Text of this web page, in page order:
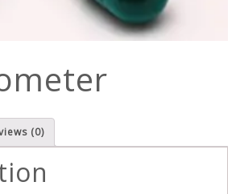
(0)